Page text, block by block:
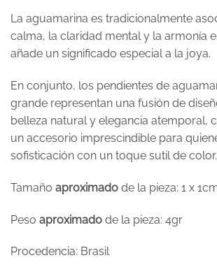
La aguamarina es tradicionalmente
calma, la claridad mental y la armonía
añade un significado especial a la joya.
En conjunto, los pendientes de
grande representan una fusión de
belleza natural y elegancia atemporal,
un accesorio imprescindible para
sofisticación con un toque sutil de color.
Tamaño aproximado de la pieza: 1 x
Peso aproximado de la pieza: 4gr
Procedencia: Brasil